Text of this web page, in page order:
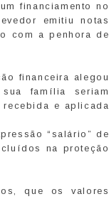
financiamento no
emitiu notas
com a penhora de
financeira alegou
família seriam
recebida e aplicada
“salário” de
na proteção
que os valores